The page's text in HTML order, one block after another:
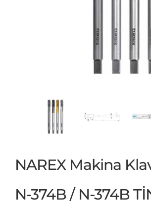
NAREX Makina
N-374B / N-374B